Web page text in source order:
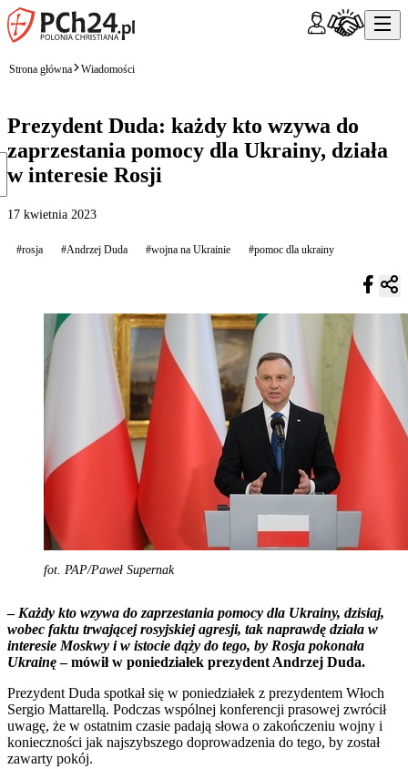
Strona główna Wiadomości
Prezydent Duda: każdy kto wzywa do
zaprzestania pomocy dla Ukrainy, działa
w interesie Rosji
17 kwietnia 2023
#rosja #Andrzej Duda #wojna na Ukrainie #pomoc dla ukrainy
fot. PAP/Paweł Supernak
– Każdy kto wzywa do zaprzestania pomocy dla Ukrainy, dzisiaj,
wobec faktu trwającej rosyjskiej agresji, tak naprawdę działa w
interesie Moskwy i w istocie dąży do tego, by Rosja pokonała
Ukrainę– mówił w poniedziałek prezydent Andrzej Duda.
Prezydent Duda spotkał się w poniedziałek z prezydentem Włoch
Sergio Mattarellą. Podczas wspólnej konferencji prasowej zwrócił
uwagę, że w ostatnim czasie padają słowa o zakończeniu wojny i
konieczności jak najszybszego doprowadzenia do tego, by został
zawarty pokój.